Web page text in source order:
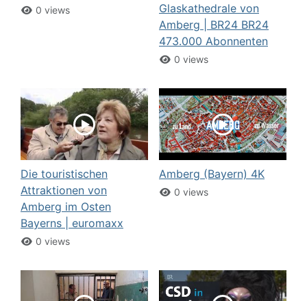
0 views
Glaskathedrale von
Amberg | BR24 BR24
473.000 Abonnenten
0 views
Die touristischen
Attraktionen von
Amberg im Osten
Bayerns | euromaxx
0 views
Amberg (Bayern) 4K
0 views